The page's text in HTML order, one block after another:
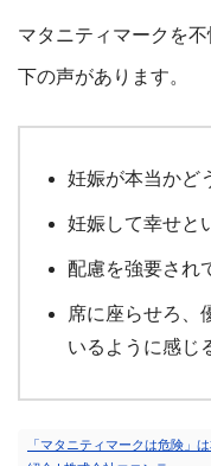
マタニティマークを
下の声があります。
妊娠が本当かど
妊娠して幸せと
配慮を強要され
席に座らせろ、
いるように感じ
「マタニティマークは危険」